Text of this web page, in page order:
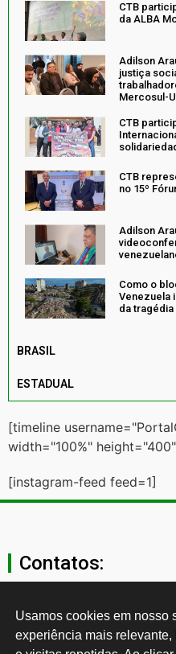
CTB
da ALBA
Adilson
justiça
Mercosul-
CTB
CTB
no 15º
Adilson
Como o
Venezuela
da tragédia
BRASIL
ESTADUAL
[timeline
width="100%"
[instagram-feed feed=1]
Contatos:
11
Usamos cookies em nosso
experiência mais